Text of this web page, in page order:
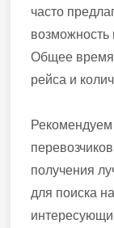
часто
возможность
Общее время
рейса и
получения
для поиска